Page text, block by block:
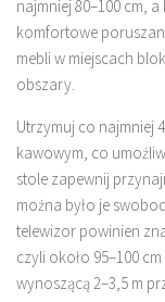
najmniej 80–100 cm,
komfortowe
mebli w miejscach
obszary.
Utrzymuj co najmniej
kawowym, co
stole zapewnij
można było je
telewizor powinien
czyli około 95–100
wynoszącą 2–3,5 m